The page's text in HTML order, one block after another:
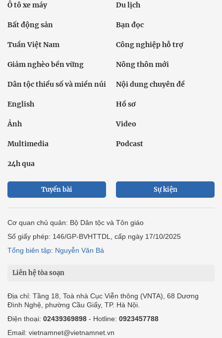
Ô tô xe máy Du lịch
Bất động sản Bạn đọc
Tuần Việt Nam Công nghiệp hỗ trợ
Giảm nghèo bền vững Nông thôn mới
Dân tộc thiểu số và miền núi Nội dung chuyên đề
English Hồ sơ
Ảnh Video
Multimedia Podcast
24h qua
Tuyến bài Sự kiện
Cơ quan chủ quản: Bộ Dân tộc và Tôn giáo
Số giấy phép: 146/GP-BVHTTDL, cấp ngày 17/10/2025
Tổng biên tập: Nguyễn Văn Bá
Liên hệ tòa soạn
Địa chỉ: Tầng 18, Toà nhà Cục Viễn thông (VNTA), 68 Dương
Đình Nghệ, phường Cầu Giấy, TP. Hà Nội.
Điện thoại: 02439369898 - Hotline: 0923457788
Email: vietnamnet@vietnamnet.vn